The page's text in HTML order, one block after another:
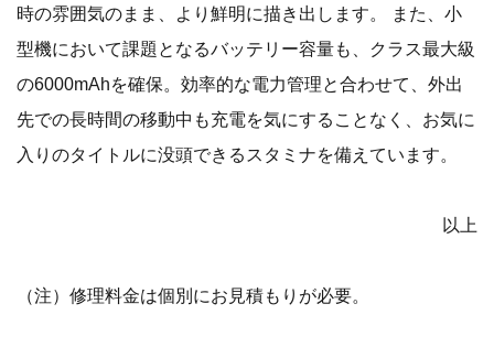
時の雰囲気のまま、より鮮明に描き出します。 また、小
型機において課題となるバッテリー容量も、クラス最大級
の6000mAhを確保。効率的な電力管理と合わせて、外出
先での長時間の移動中も充電を気にすることなく、お気に
入りのタイトルに没頭できるスタミナを備えています。
以上
（注）修理料金は個別にお見積もりが必要。